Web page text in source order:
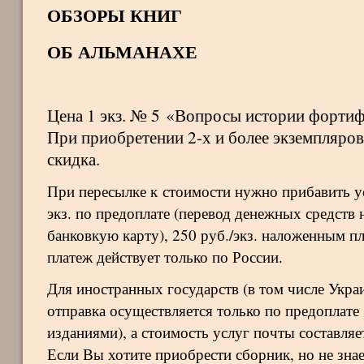
ОБЗОРЫ КНИГ
ОБ АЛЬМАНАХЕ
Цена 1 экз. № 5 «Вопросы истории
При приобретении 2-х и более
скидка.
При пересылке к стоимости нужно прибавить
экз. по предоплате (перевод денежных
банковкую карту), 250 руб./экз. наложенным
платеж действует только по России.
Для иностранных государств (в том числе
отправка осуществляется только по
изданиями), а стоимость услуг почты
Если Вы хотите приобрести сборник, но не